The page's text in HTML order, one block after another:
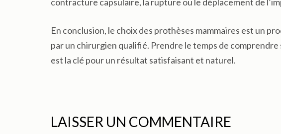
En conclusion, le choix des prothèses mammaires est un
par un chirurgien qualifié. Prendre le temps de
est la clé pour un résultat satisfaisant et naturel.
LAISSER UN COMMENTAIRE